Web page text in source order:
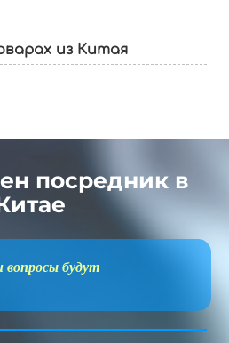
из Китая
посредник в
будут